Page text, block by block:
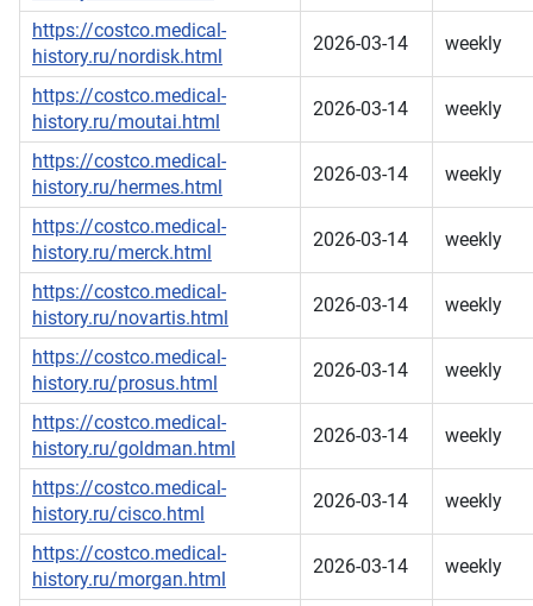
https://costco.medical-
history.ru/nordisk.html
2026-03-14 weekly
https://costco.medical-
history.ru/moutai.html
2026-03-14 weekly
https://costco.medical-
history.ru/hermes.html
2026-03-14 weekly
https://costco.medical-
history.ru/merck.html
2026-03-14 weekly
https://costco.medical-
history.ru/novartis.html
2026-03-14 weekly
https://costco.medical-
history.ru/prosus.html
2026-03-14 weekly
https://costco.medical-
history.ru/goldman.html
2026-03-14 weekly
https://costco.medical-
history.ru/cisco.html
2026-03-14 weekly
https://costco.medical-
history.ru/morgan.html
2026-03-14 weekly